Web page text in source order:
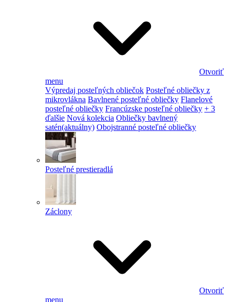
Otvoriť
menu
Výpredaj posteľných obliečok Posteľné obliečky z
mikrovlákna Bavlnené posteľné obliečky Flanelové
posteľné obliečky Francúzske posteľné obliečky + 3
ďalšie Nová kolekcia Obliečky bavlnený
satén(aktuálny) Obojstranné posteľné obliečky
Posteľné prestieradlá
Záclony
Otvoriť
menu